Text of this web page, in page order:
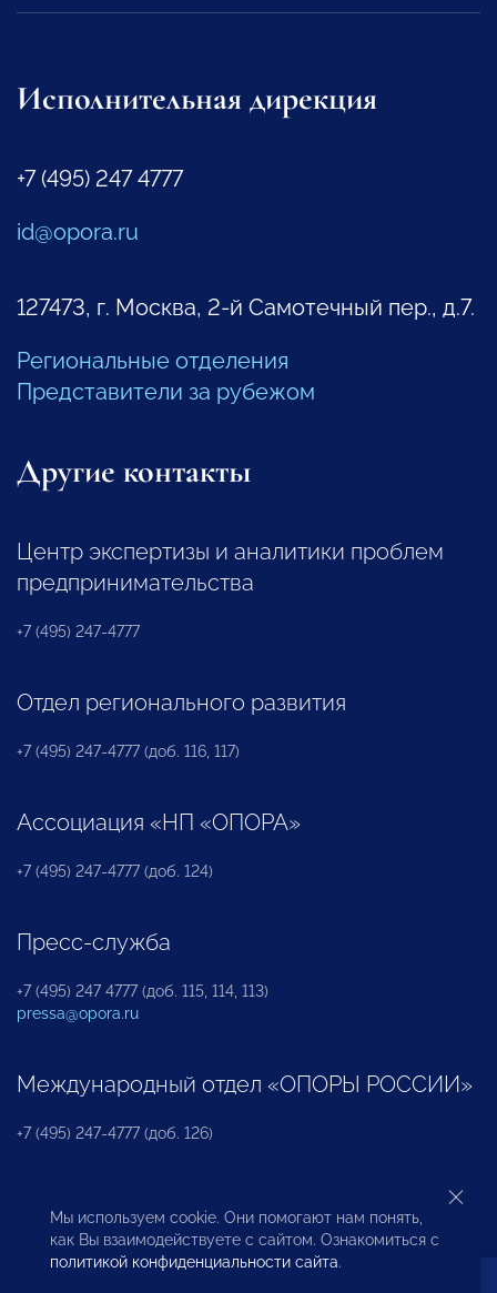
Исполнительная дирекция
+7 (495) 247 4777
id@opora.ru
127473, г. Москва, 2-й Самотечный пер., д.7.
Региональные отделения
Представители за рубежом
Другие контакты
Центр экспертизы и аналитики проблем
предпринимательства
+7 (495) 247-4777
Отдел регионального развития
+7 (495) 247-4777 (доб. 116, 117)
Ассоциация «НП «ОПОРА»
+7 (495) 247-4777 (доб. 124)
Пресс-служба
+7 (495) 247 4777 (доб. 115, 114, 113)
pressa@opora.ru
Международный отдел «ОПОРЫ РОССИИ»
+7 (495) 247-4777 (доб. 126)
Бюро по защите прав предпринимателей и
инвесторов
Мы используем cookie. Они помогают нам понять,
как Вы взаимодействуете с сайтом. Ознакомиться с
политикой конфиденциальности сайта.